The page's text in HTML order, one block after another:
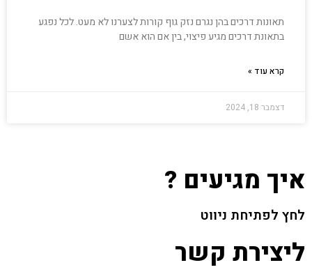
תאונות דרכים בהן נגרם נזק גוף קורות לצערנו לא מעט. לכל נפגע
בתאונת דרכים מגיע פיצוי, בין אם הוא אשם
קרא עוד »
דצמבר 18, 2024
איך מגיעים ?
לחץ לפתיחת ניווט
ליצירת קשר